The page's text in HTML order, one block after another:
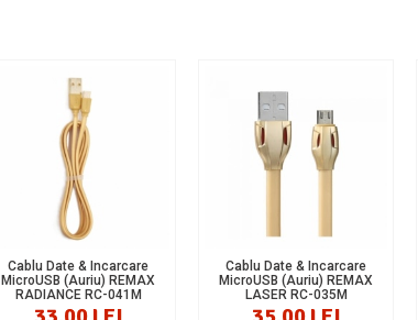
Cablu Date & Incarcare
MicroUSB (Auriu) REMAX
RADIANCE RC-041M
Cablu Date & Incarcare
MicroUSB (Auriu) REMAX
LASER RC-035M